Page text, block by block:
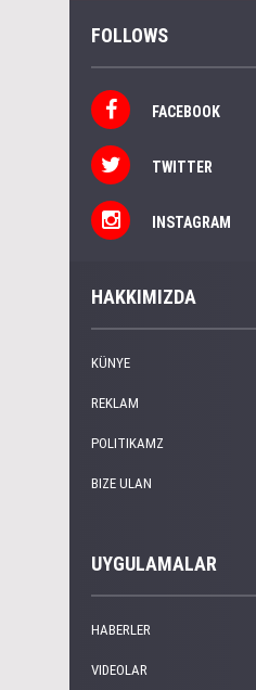
FOLLOWS
FACEBOOK
TWITTER
INSTAGRAM
HAKKIMIZDA
KÜNYE
REKLAM
POLITIKAMZ
BIZE ULAN
UYGULAMALAR
HABERLER
VIDEOLAR